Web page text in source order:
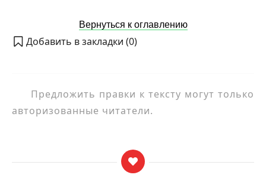
Вернуться к оглавлению
Добавить в закладки (0)
Предложить правки к тексту могут только
авторизованные читатели.